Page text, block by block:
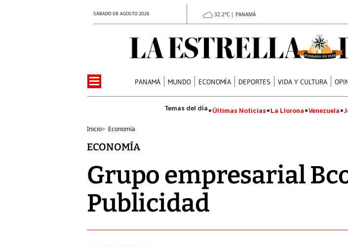
SÁBADO 08 AGOSTO 2026 32.2°C | PANAMÁ
PANAMÁ MUNDO ECONOMÍA DEPORTES VIDA Y CULTURA
Últimas Noticias La Llorona Venezuela
Inicio> Economía
ECONOMÍA
Grupo empresarial
Publicidad